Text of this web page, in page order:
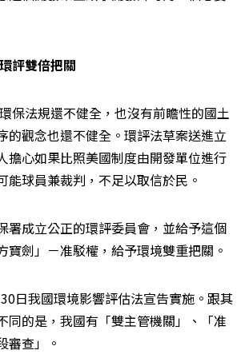
評雙倍把關
保法規還不健全，也沒有前瞻性的國土
的觀念也還不健全。環評法草案送進立
擔心如果比照美國制度由開發單位進行
能球員兼裁判，不足以取信於民。
署成立公正的環評委員會，並給予這個
寶劍」－准駁權，給予環境雙重把關。
日我國環境影響評估法宣告實施。跟其
同的是，我國有「雙主管機關」、「准
審查」。